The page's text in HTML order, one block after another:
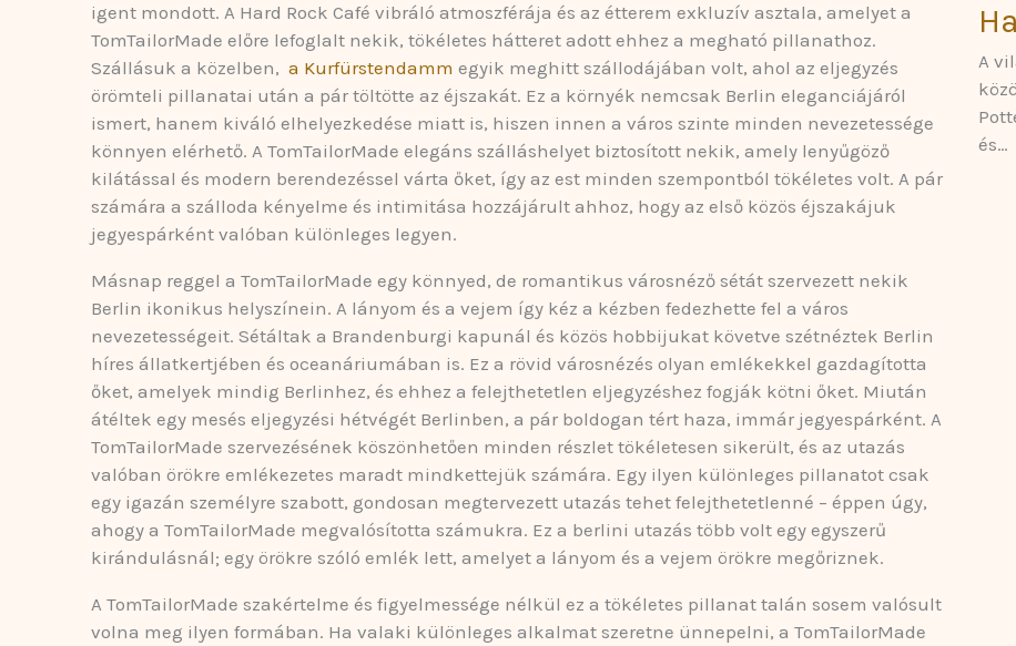
igent mondott. A Hard Rock Café vibráló atmoszférája és az étterem exkluzív asztala, amelyet a
TomTailorMade előre lefoglalt nekik, tökéletes hátteret adott ehhez a megható pillanathoz.
Szállásuk a közelben, a Kurfürstendamm egyik meghitt szállodájában volt, ahol az eljegyzés
örömteli pillanatai után a pár töltötte az éjszakát. Ez a környék nemcsak Berlin eleganciájáról
ismert, hanem kiváló elhelyezkedése miatt is, hiszen innen a város szinte minden nevezetessége
könnyen elérhető. A TomTailorMade elegáns szálláshelyet biztosított nekik, amely lenyűgöző
kilátással és modern berendezéssel várta őket, így az est minden szempontból tökéletes volt. A pár
számára a szálloda kényelme és intimitása hozzájárult ahhoz, hogy az első közös éjszakájuk
jegyespárként valóban különleges legyen.
Másnap reggel a TomTailorMade egy könnyed, de romantikus városnéző sétát szervezett nekik
Berlin ikonikus helyszínein. A lányom és a vejem így kéz a kézben fedezhette fel a város
nevezetességeit. Sétáltak a Brandenburgi kapunál és közös hobbijukat követve szétnéztek Berlin
híres állatkertjében és oceanáriumában is. Ez a rövid városnézés olyan emlékekkel gazdagította
őket, amelyek mindig Berlinhez, és ehhez a felejthetetlen eljegyzéshez fogják kötni őket. Miután
átéltek egy mesés eljegyzési hétvégét Berlinben, a pár boldogan tért haza, immár jegyespárként. A
TomTailorMade szervezésének köszönhetően minden részlet tökéletesen sikerült, és az utazás
valóban örökre emlékezetes maradt mindkettejük számára. Egy ilyen különleges pillanatot csak
egy igazán személyre szabott, gondosan megtervezett utazás tehet felejthetetlenné – éppen úgy,
ahogy a TomTailorMade megvalósította számukra. Ez a berlini utazás több volt egy egyszerű
kirándulásnál; egy örökre szóló emlék lett, amelyet a lányom és a vejem örökre megőriznek.
A TomTailorMade szakértelme és figyelmessége nélkül ez a tökéletes pillanat talán sosem valósult
volna meg ilyen formában. Ha valaki különleges alkalmat szeretne ünnepelni, a TomTailorMade
A
és…